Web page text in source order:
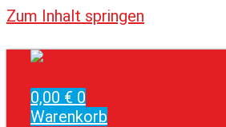
Zum Inhalt springen
0,00 € 0
Warenkorb